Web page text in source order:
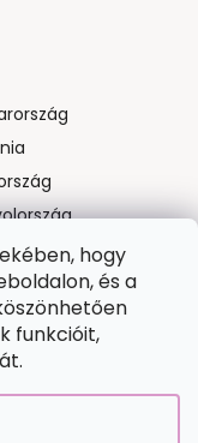
hogy
és a
funkcióit,